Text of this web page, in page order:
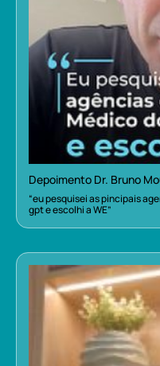
Depoimento Dr. Bruno
“eu pesquisei as pincipais
gpt e escolhi a WE”